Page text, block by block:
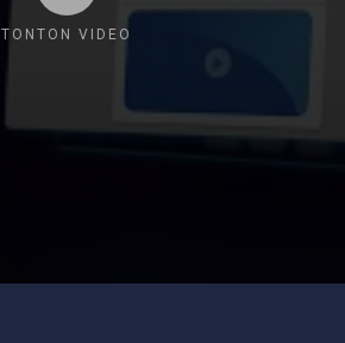
TONTON VIDEO